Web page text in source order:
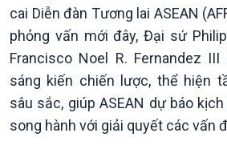
Giới thiệu
Thời
Thời
cai Diễn đàn Tương lai ASEAN
phỏng vấn mới đây, Đại sứ
Francisco Noel R. Fernandez
sáng kiến chiến lược, thể hiện
sâu sắc, giúp ASEAN dự báo
song hành với giải quyết các vấn